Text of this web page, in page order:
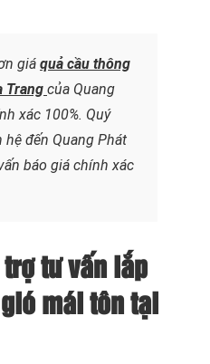
giá quả cầu thông
Trang của Quang
xác 100%. Quý
đến Quang Phát
báo giá chính xác
trợ tư vấn lắp
mái tôn tại